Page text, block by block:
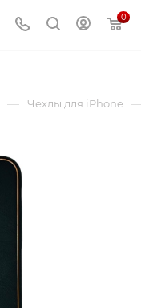
0
— Чехлы для iPhone